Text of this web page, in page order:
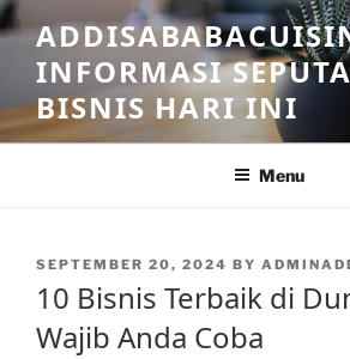
Skip
to
contentINFORMASI
BISNIS HARI INI
Menu
POSTED
SEPTEMBER 20, 2024 BY
10 Bisnis Terbaik di
Wajib Anda Coba